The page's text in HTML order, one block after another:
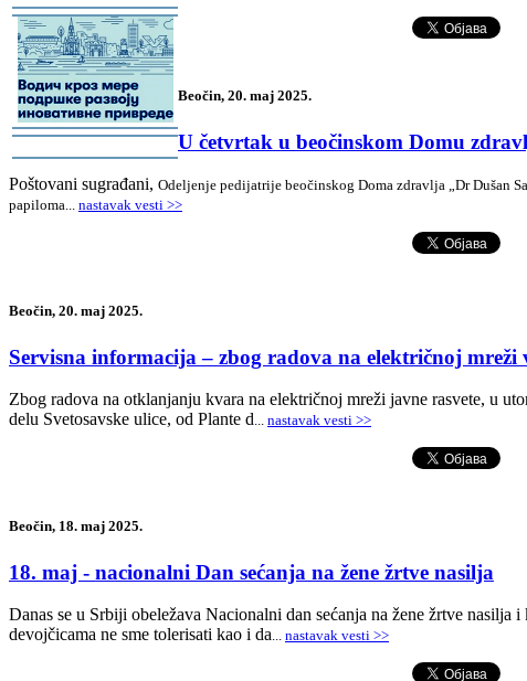
-
-
Beočin, 20. maj 2025.
U četvrtak u beočinskom Domu
Poštovani sugrađani, Odeljenje pedijatrije beočinskog Doma zdravlja „Dr Dušan
papiloma... nastavak vesti >>
Beočin, 20. maj 2025.
Servisna informacija – zbog radova na električnoj mreži
Zbog radova na otklanjanju kvara na električnoj mreži javne rasvete, u
delu Svetosavske ulice, od Plante d... nastavak vesti >>
Beočin, 18. maj 2025.
18. maj - nacionalni Dan sećanja na žene žrtve nasilja
Danas se u Srbiji obeležava Nacionalni dan sećanja na žene žrtve
devojčicama ne sme tolerisati kao i da... nastavak vesti >>